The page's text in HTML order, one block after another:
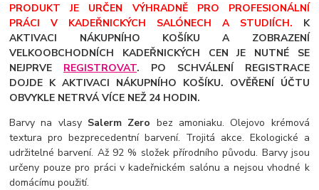
PRODUKT JE URČEN VÝHRADNĚ PRO PROFESIONÁLNÍ
PRÁCI V KADEŘNICKÝCH SALÓNECH A STUDIÍCH. K
AKTIVACI NÁKUPNÍHO KOŠÍKU A ZOBRAZENÍ
VELKOOBCHODNÍCH KADEŘNICKÝCH CEN JE NUTNÉ SE
NEJPRVE REGISTROVAT. PO SCHVÁLENÍ REGISTRACE
DOJDE K AKTIVACI NÁKUPNÍHO KOŠÍKU. OVĚŘENÍ ÚČTU
OBVYKLE NETRVÁ VÍCE NEŽ 24 HODIN.
Barvy na vlasy Salerm Zero bez amoniaku. Olejovo krémová
textura pro bezprecedentní barvení. Trojitá akce. Ekologické a
udržitelné barvení. Až 92 % složek přírodního původu. Barvy jsou
určeny pouze pro práci v kadeřnickém salónu a nejsou vhodné k
domácímu použití.